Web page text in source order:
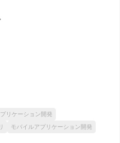
リケーション開発
モバイルアプリケーション開発